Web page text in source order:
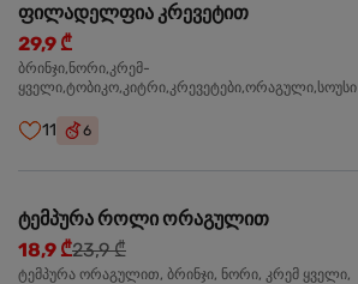
ფილადელფია კრევეტით
29,9 ₾
ბრინჯი,ნორი,კრემ-
ყველი,ტობიკო,კიტრი,კრევეტები,ორაგული,სოუსი
11 6
ტემპურა როლი ორაგულით
18,9 ₾23,9 ₾
ტემპურა ორაგულით, ბრინჯი, ნორი, კრემ ყველი,